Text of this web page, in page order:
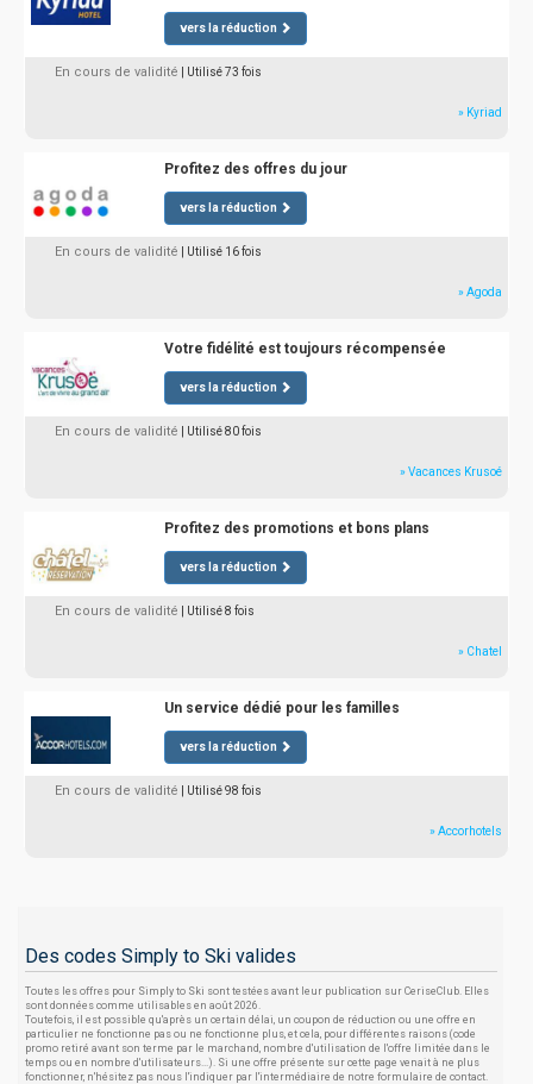
vers la réduction
En cours de validité | Utilisé 73 fois
» Kyriad
Profitez des offres du jour
vers la réduction
En cours de validité | Utilisé 16 fois
» Agoda
Votre fidélité est toujours récompensée
vers la réduction
En cours de validité | Utilisé 80 fois
» Vacances Krusoé
Profitez des promotions et bons plans
vers la réduction
En cours de validité | Utilisé 8 fois
» Chatel
Un service dédié pour les familles
vers la réduction
En cours de validité | Utilisé 98 fois
» Accorhotels
Des codes Simply to Ski valides
Toutes les offres pour Simply to Ski sont testées avant leur publication sur CeriseClub. Elles
sont données comme utilisables en août 2026.
Toutefois, il est possible qu'après un certain délai, un coupon de réduction ou une offre en
particulier ne fonctionne pas ou ne fonctionne plus, et cela, pour différentes raisons (code
promo retiré avant son terme par le marchand, nombre d'utilisation de l'offre limitée dans le
temps ou en nombre d'utilisateurs...). Si une offre présente sur cette page venait à ne plus
fonctionner, n'hésitez pas nous l'indiquer par l'intermédiaire de notre formulaire de contact.